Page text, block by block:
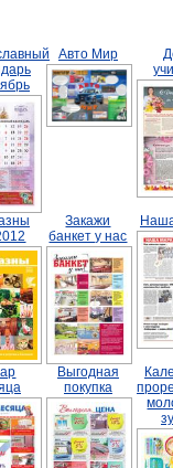
Авто Мир
Закажи
банкет у нас
Выгодная
покупка